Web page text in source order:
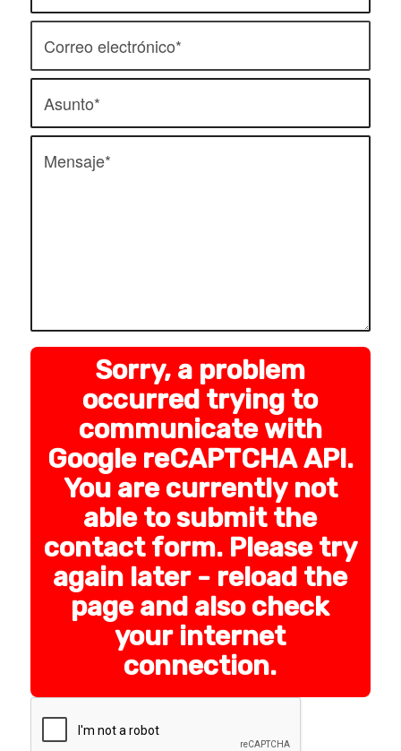
Sorry, a problem
occurred trying to
communicate with
Google reCAPTCHA API.
You are currently not
able to submit the
contact form. Please try
again later - reload the
page and also check
your internet
connection.